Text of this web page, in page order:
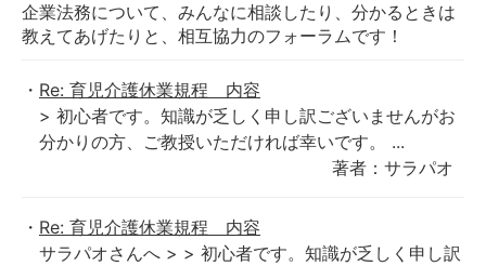
企業法務について、みんなに相談したり、分かるときは
教えてあげたりと、相互協力のフォーラムです！
Re: 育児介護休業規程 内容
> 初心者です。知識が乏しく申し訳ございませんがお
分かりの方、ご教授いただければ幸いです。 ...
著者：サラパオ
Re: 育児介護休業規程 内容
サラパオさんへ > > 初心者です。知識が乏しく申し訳